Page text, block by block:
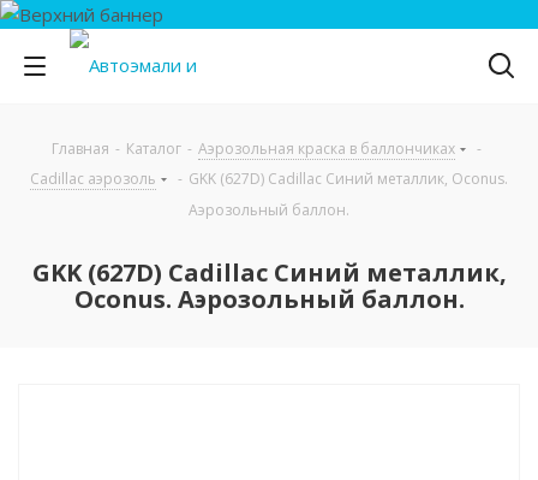
Главная - Каталог - Аэрозольная краска в баллончиках
-
Cadillac аэрозоль
- GKK (627D) Cadillac Синий металлик, Oconus.
Аэрозольный баллон.
GKK (627D) Cadillac Синий металлик,
Oconus. Аэрозольный баллон.